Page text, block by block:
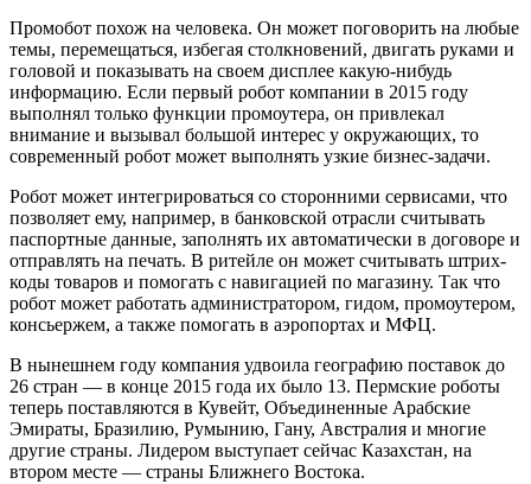
Промобот похож на человека. Он может поговорить на любые
темы, перемещаться, избегая столкновений, двигать руками и
головой и показывать на своем дисплее какую-нибудь
информацию. Если первый робот компании в 2015 году
выполнял только функции промоутера, он привлекал
внимание и вызывал большой интерес у окружающих, то
современный робот может выполнять узкие бизнес-задачи.
Робот может интегрироваться со сторонними сервисами, что
позволяет ему, например, в банковской отрасли считывать
паспортные данные, заполнять их автоматически в договоре и
отправлять на печать. В ритейле он может считывать штрих-
коды товаров и помогать с навигацией по магазину. Так что
робот может работать администратором, гидом, промоутером,
консьержем, а также помогать в аэропортах и МФЦ.
В нынешнем году компания удвоила географию поставок до
26 стран — в конце 2015 года их было 13. Пермские роботы
теперь поставляются в Кувейт, Объединенные Арабские
Эмираты, Бразилию, Румынию, Гану, Австралия и многие
другие страны. Лидером выступает сейчас Казахстан, на
втором месте — страны Ближнего Востока.